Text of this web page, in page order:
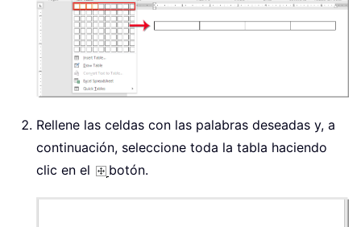
Rellene las celdas con las palabras deseadas y, a
continuación, seleccione toda la tabla haciendo
clic en el
botón.